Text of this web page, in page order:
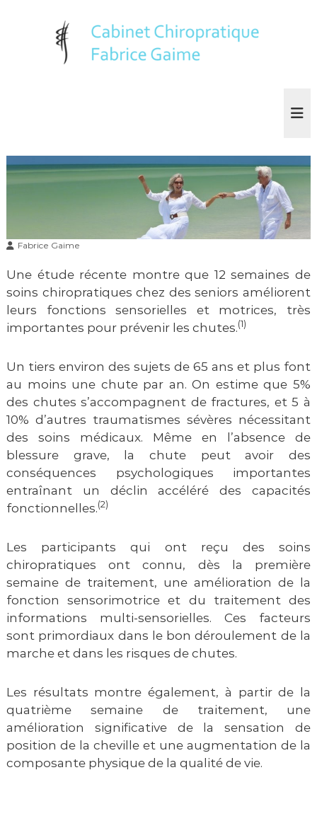
n
u
e
r
p
r
a
t
q
u
e
F
a
b
r
i
c
a
i
m
e
r
t
a
t
é
m
a
u
l
e
Fabrice Gaime
Une étude récente montre que 12 semaines de
soins chiropratiques chez des seniors améliorent
leurs fonctions sensorielles et motrices, très
importantes pour prévenir les chutes.(1)
Un tiers environ des sujets de 65 ans et plus font
au moins une chute par an. On estime que 5%
des chutes s’accompagnent de fractures, et 5 à
10% d’autres traumatismes sévères nécessitant
des soins médicaux. Même en l’absence de
blessure grave, la chute peut avoir des
conséquences psychologiques importantes
entraînant un déclin accéléré des capacités
fonctionnelles.(2)
Les participants qui ont reçu des soins
chiropratiques ont connu, dès la première
semaine de traitement, une amélioration de la
fonction sensorimotrice et du traitement des
informations multi-sensorielles. Ces facteurs
sont primordiaux dans le bon déroulement de la
marche et dans les risques de chutes.
Les résultats montre également, à partir de la
quatrième semaine de traitement, une
amélioration significative de la sensation de
position de la cheville et une augmentation de la
composante physique de la qualité de vie.